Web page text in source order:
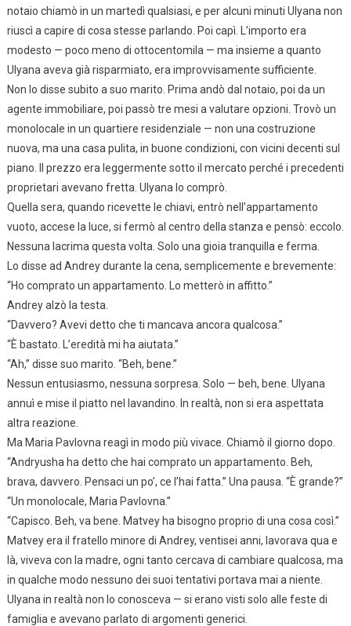
notaio chiamò in un martedì qualsiasi, e per alcuni minuti Ulyana non
riuscì a capire di cosa stesse parlando. Poi capì. L’importo era
modesto — poco meno di ottocentomila — ma insieme a quanto
Ulyana aveva già risparmiato, era improvvisamente sufficiente.
Non lo disse subito a suo marito. Prima andò dal notaio, poi da un
agente immobiliare, poi passò tre mesi a valutare opzioni. Trovò un
monolocale in un quartiere residenziale — non una costruzione
nuova, ma una casa pulita, in buone condizioni, con vicini decenti sul
piano. Il prezzo era leggermente sotto il mercato perché i precedenti
proprietari avevano fretta. Ulyana lo comprò.
Quella sera, quando ricevette le chiavi, entrò nell’appartamento
vuoto, accese la luce, si fermò al centro della stanza e pensò: eccolo.
Nessuna lacrima questa volta. Solo una gioia tranquilla e ferma.
Lo disse ad Andrey durante la cena, semplicemente e brevemente:
“Ho comprato un appartamento. Lo metterò in affitto.”
Andrey alzò la testa.
“Davvero? Avevi detto che ti mancava ancora qualcosa.”
“È bastato. L’eredità mi ha aiutata.”
“Ah,” disse suo marito. “Beh, bene.”
Nessun entusiasmo, nessuna sorpresa. Solo — beh, bene. Ulyana
annuì e mise il piatto nel lavandino. In realtà, non si era aspettata
altra reazione.
Ma Maria Pavlovna reagì in modo più vivace. Chiamò il giorno dopo.
“Andryusha ha detto che hai comprato un appartamento. Beh,
brava, davvero. Pensaci un po’, ce l’hai fatta.” Una pausa. “È grande?”
“Un monolocale, Maria Pavlovna.”
“Capisco. Beh, va bene. Matvey ha bisogno proprio di una cosa così.”
Matvey era il fratello minore di Andrey, ventisei anni, lavorava qua e
là, viveva con la madre, ogni tanto cercava di cambiare qualcosa, ma
in qualche modo nessuno dei suoi tentativi portava mai a niente.
Ulyana in realtà non lo conosceva — si erano visti solo alle feste di
famiglia e avevano parlato di argomenti generici.